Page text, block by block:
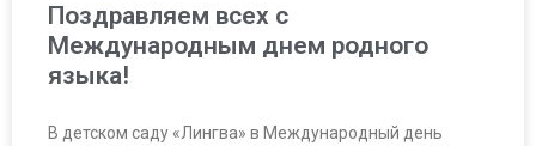
Поздравляем всех с
Международным днем родного
языка!
В детском саду «Лингва» в Международный день